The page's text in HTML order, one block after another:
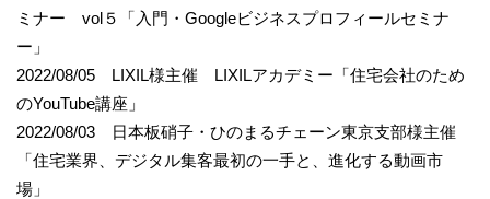
ミナー vol５「入門・Googleビジネスプロフィールセミナ
ー」
2022/08/05 LIXIL様主催 LIXILアカデミー「住宅会社のため
のYouTube講座」
2022/08/03 日本板硝子・ひのまるチェーン東京支部様主催
「住宅業界、デジタル集客最初の一手と、進化する動画市
場」